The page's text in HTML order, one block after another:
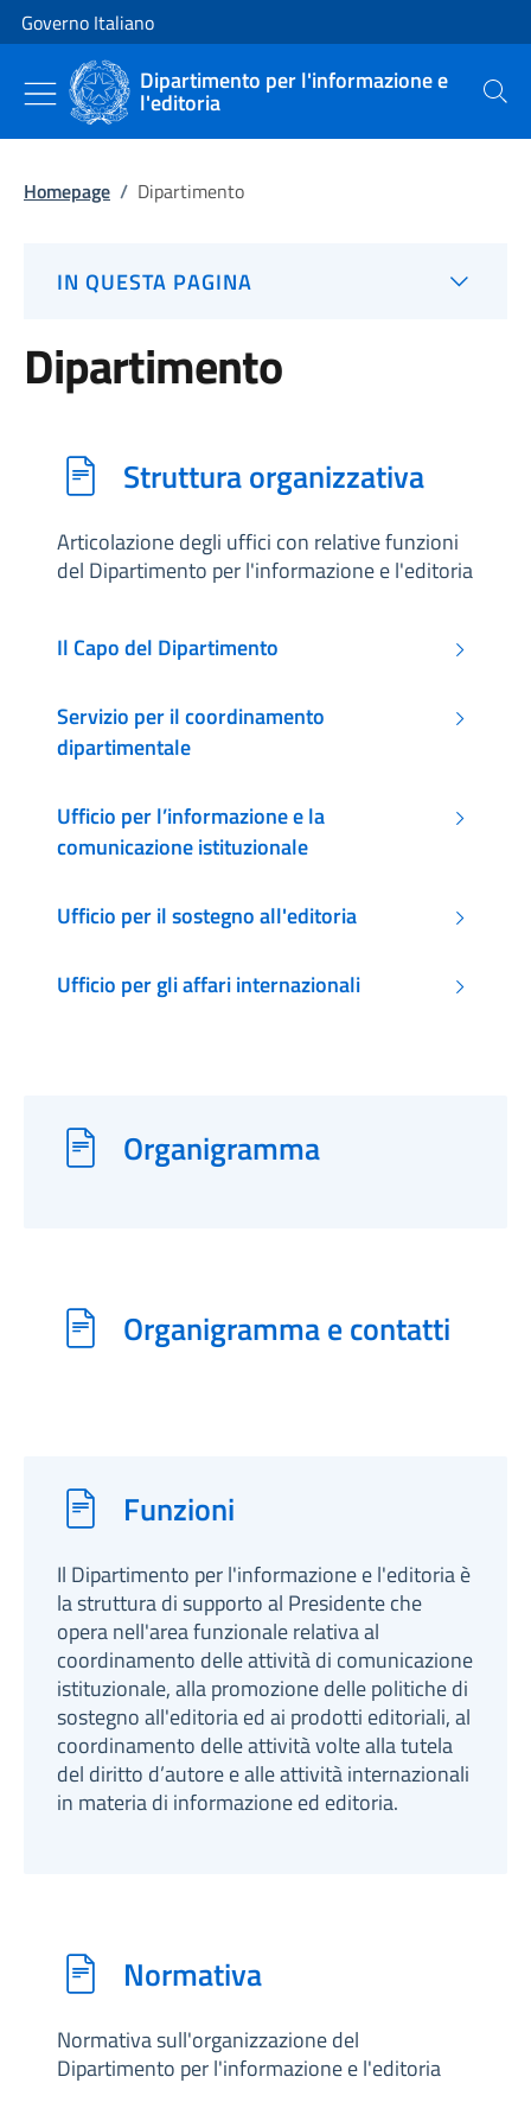
Vai al contenuto
Vai alla navigazione del sito
Governo Italiano
Dipartimento per l'informazione e
l'editoria Cerca
Homepage / Dipartimento
IN QUESTA PAGINA
Dipartimento
Struttura organizzativa
Articolazione degli uffici con relative funzioni
del Dipartimento per l'informazione e l'editoria
Il Capo del Dipartimento
Servizio per il coordinamento
dipartimentale
Ufficio per l’informazione e la
comunicazione istituzionale
Ufficio per il sostegno all'editoria
Ufficio per gli affari internazionali
Organigramma
Organigramma e contatti
Funzioni
Il Dipartimento per l'informazione e l'editoria è
la struttura di supporto al Presidente che
opera nell'area funzionale relativa al
coordinamento delle attività di comunicazione
istituzionale, alla promozione delle politiche di
sostegno all'editoria ed ai prodotti editoriali, al
coordinamento delle attività volte alla tutela
del diritto d’autore e alle attività internazionali
in materia di informazione ed editoria.
Normativa
Normativa sull'organizzazione del
Dipartimento per l'informazione e l'editoria